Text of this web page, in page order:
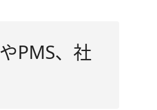
PMS、社